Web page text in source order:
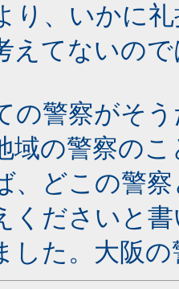
り、いかに
えてないの
の警察がそ
域の警察の
、どこの警
くださいと
した。大阪